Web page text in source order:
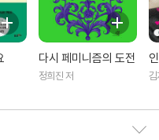
다시 페미니즘의 도전
정희진 저 김